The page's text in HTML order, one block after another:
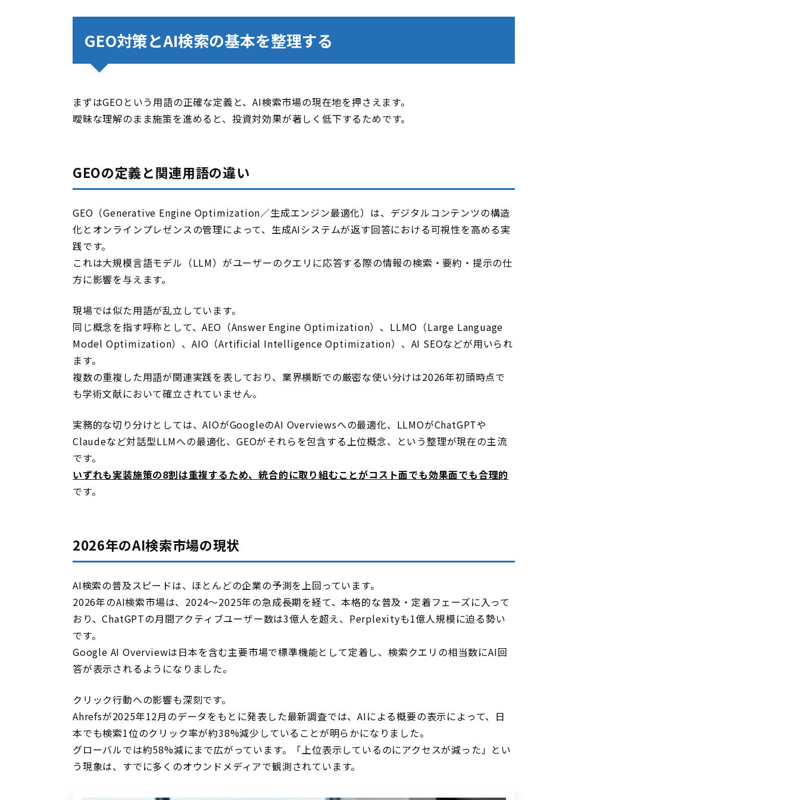
GEO対策とAI検索の基本を整理する
まずはGEOという用語の正確な定義と、AI検索市場の現在地を押さえます。
曖昧な理解のまま施策を進めると、投資対効果が著しく低下するためです。
GEOの定義と関連用語の違い
GEO（Generative Engine Optimization／生成エンジン最適化）は、デジタルコンテンツの構造
化とオンラインプレゼンスの管理によって、生成AIシステムが返す回答における可視性を高める実
践です。
これは大規模言語モデル（LLM）がユーザーのクエリに応答する際の情報の検索・要約・提示の仕
方に影響を与えます。
現場では似た用語が乱立しています。
同じ概念を指す呼称として、AEO（Answer Engine Optimization）、LLMO（Large Language
Model Optimization）、AIO（Artificial Intelligence Optimization）、AI SEOなどが用いられ
ます。
複数の重複した用語が関連実践を表しており、業界横断での厳密な使い分けは2026年初頭時点で
も学術文献において確立されていません。
実務的な切り分けとしては、AIOがGoogleのAI Overviewsへの最適化、LLMOがChatGPTや
Claudeなど対話型LLMへの最適化、GEOがそれらを包含する上位概念、という整理が現在の主流
です。
いずれも実装施策の8割は重複するため、統合的に取り組むことがコスト面でも効果面でも合理的
です。
2026年のAI検索市場の現状
AI検索の普及スピードは、ほとんどの企業の予測を上回っています。
2026年のAI検索市場は、2024〜2025年の急成長期を経て、本格的な普及・定着フェーズに入って
おり、ChatGPTの月間アクティブユーザー数は3億人を超え、Perplexityも1億人規模に迫る勢い
です。
Google AI Overviewは日本を含む主要市場で標準機能として定着し、検索クエリの相当数にAI回
答が表示されるようになりました。
クリック行動への影響も深刻です。
Ahrefsが2025年12月のデータをもとに発表した最新調査では、AIによる概要の表示によって、日
本でも検索1位のクリック率が約38%減少していることが明らかになりました。
グローバルでは約58%減にまで広がっています。「上位表示しているのにアクセスが減った」とい
う現象は、すでに多くのオウンドメディアで観測されています。